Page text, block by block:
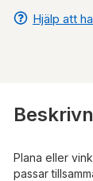
Hjälp att
Plana eller
passar